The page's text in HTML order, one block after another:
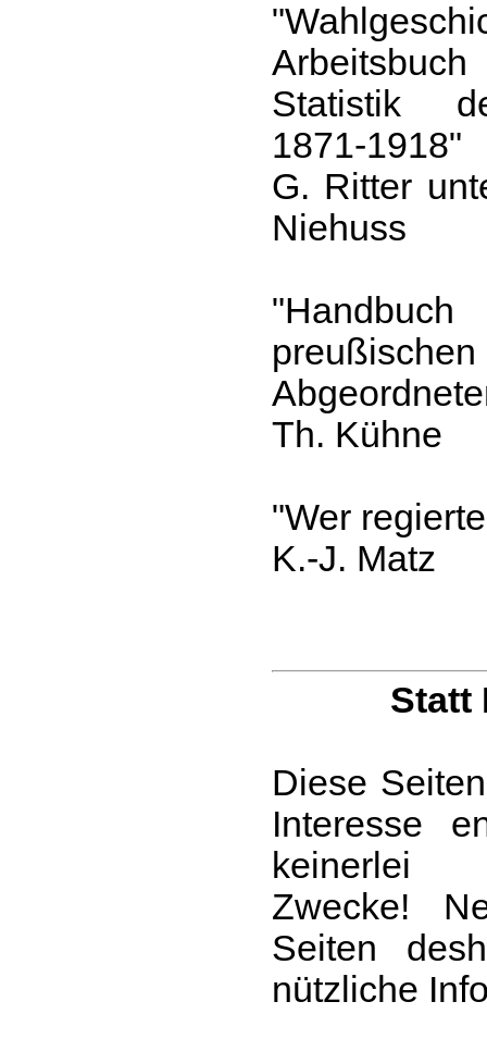
Statistik
1871-1918"
G. Ritter
Niehuss
preußischen
Th. Kühne
"Wer
K.-J. Matz
Statt
Diese
Interesse
keinerlei
Zwecke!
Seiten
nützliche